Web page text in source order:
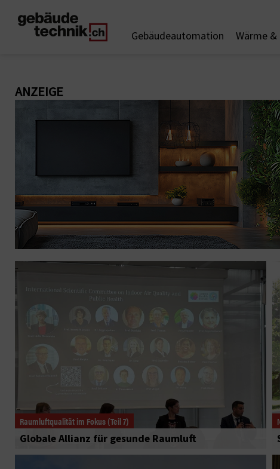
Gebäudeautomation
Wärme
ANZEIGE
Raumluftqualität im Fokus (Teil 7)
Globale Allianz für gesunde Raumluft